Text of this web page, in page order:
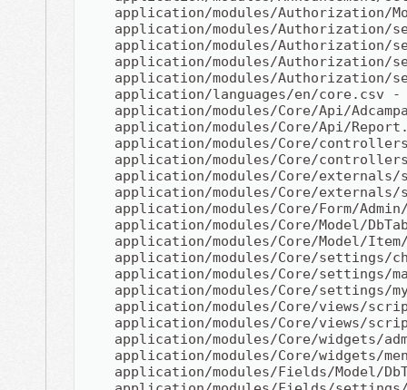
application/modules/Authorization/
application/modules/Authorization/
application/modules/Authorization/
application/modules/Authorization/
application/modules/Authorization/
application/languages/en/core.csv -
application/modules/Core/Api/
application/modules/Core/Api/
application/modules/Core/controllers/
application/modules/Core/controllers/
application/modules/Core/externals/
application/modules/Core/externals/
application/modules/Core/Form/
application/modules/Core/Model/
application/modules/Core/Model/
application/modules/Core/settings/
application/modules/Core/settings/
application/modules/Core/settings/
application/modules/Core/views/
application/modules/Core/views/
application/modules/Core/widgets/
application/modules/Core/widgets/
application/modules/Fields/Model/